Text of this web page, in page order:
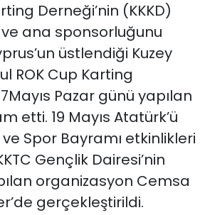
Derneği’nin (KKKD)
ana sponsorluğunu
üstlendiği Kuzey
ROK Cup Karting
Pazar günü yapılan
etti. 19 Mayıs Atatürk’ü
Spor Bayramı etkinlikleri
Gençlik Dairesi’nin
organizasyon Cemsa
gerçekleştirildi.